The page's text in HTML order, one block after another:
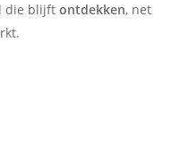
die blijft ontdekken, net